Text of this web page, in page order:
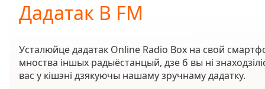
Current
Time0:00
Duration
Loaded:
0.00%
Дадатак B FM
Усталюйце дадатак Online Radio Box на свой
мноства іншых радыёстанцый, дзе б вы ні
вас у кішэні дзякуючы нашаму зручнаму дадатку.